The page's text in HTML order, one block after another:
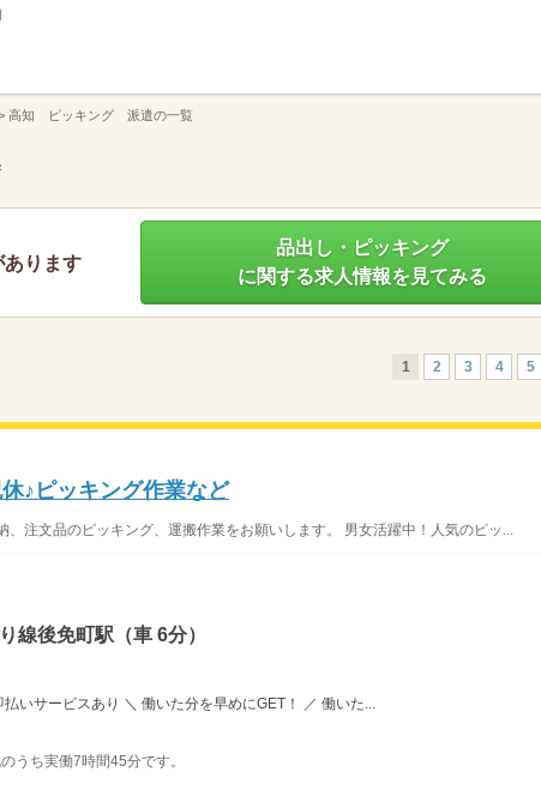
高知 ピッキング 派遣の一覧
あります
品出し・ピッキング
に関する求人情報を見てみる
1 2 3 4 5
♪ピッキング作業など
注文品のピッキング、運搬作業をお願いします。 男女活躍中！人気のピッ...
線後免町駅（車 6分）
いサービスあり ＼ 働いた分を早めにGET！ ／ 働いた...
うち実働7時間45分です。